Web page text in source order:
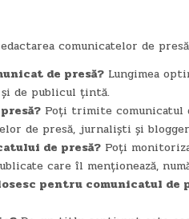
comunicatelor de
de presă?Lungimea
de publicul țintă.
Poți trimite comunicatul
de presă, jurnaliști și
de presă?Poți
care îl menționează,
pentru comunicatul de